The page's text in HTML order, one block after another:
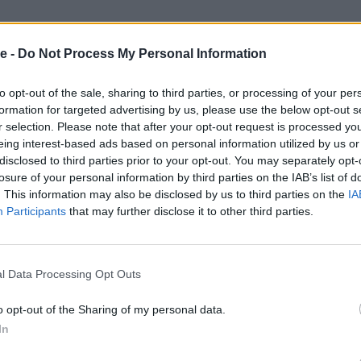
- Do Not Process My Personal Information
opt-out of the sale, sharing to third parties, or processing of your
for targeted advertising by us, please use the below opt-out
selection. Please note that after your opt-out request is processed
interest-based ads based on personal information utilized by us
to third parties prior to your opt-out. You may separately
of your personal information by third parties on the IAB’s list of
This information may also be disclosed by us to third parties on the
Participants that may further disclose it to other third parties.
Data Processing Opt Outs
opt-out of the Sharing of my personal data.
– Ακόντιο
– Σφαίρα
– Σφαίρα
για μικτή (συμμετέχουν αγόρια και κορίτσια)
ομάδα θα απαρτίζεται από: